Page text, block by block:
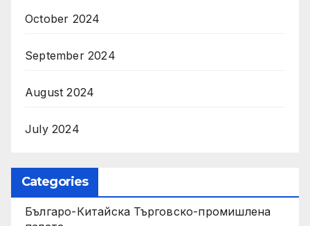
October 2024
September 2024
August 2024
July 2024
Categories
Българо-Китайска Търговско-промишлена